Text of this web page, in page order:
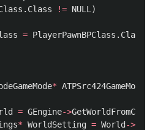
. Class != NULL )
= PlayerPawnBPClass . Class
*
= GEngine->
* WorldSetting = World ->